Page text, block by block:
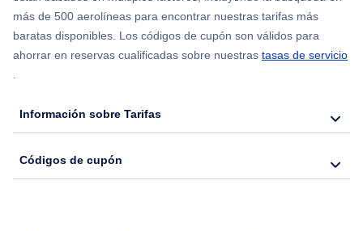
más de 500 aerolíneas para encontrar nuestras tarifas más
baratas disponibles. Los códigos de cupón son válidos para
ahorrar en reservas cualificadas sobre nuestras tasas de servicio
.
Información sobre Tarifas
Códigos de cupón